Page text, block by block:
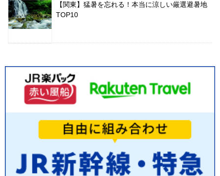
【関東】猛暑を忘れる！本当に涼しい厳選避暑地
TOP10